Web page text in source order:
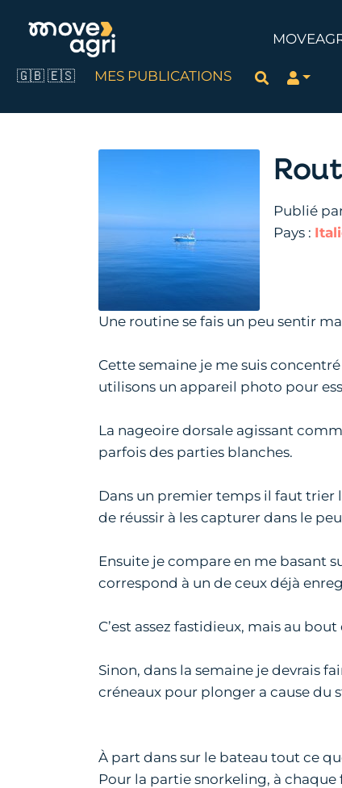
🇬🇧 🇪🇸 MES PUBLICATIONS Rechercher
Publié
Pays :
Une routine se fais un peu sentir
Cette semaine je me suis
utilisons un appareil photo pour
La nageoire dorsale agissant
parfois des parties blanches.
Dans un premier temps il faut trier
de réussir à les capturer dans le
Ensuite je compare en me basant
correspond à un de ceux déjà
C’est assez fastidieux, mais au
Sinon, dans la semaine je devrais
créneaux pour plonger a cause du
À part dans sur le bateau tout ce
Pour la partie snorkeling, à